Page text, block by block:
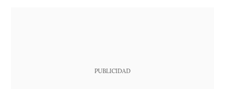
PUBLICIDAD